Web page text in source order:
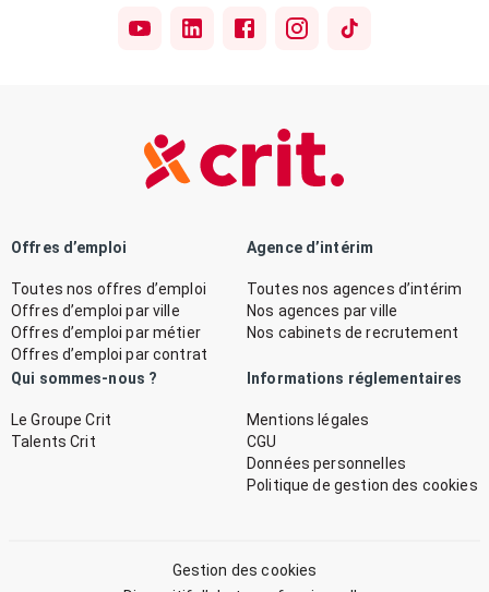
Offres d’emploi
Toutes nos offres d’emploi
Offres d’emploi par ville
Offres d’emploi par métier
Offres d’emploi par contrat
Agence d’intérim
Toutes nos agences d’intérim
Nos agences par ville
Nos cabinets de recrutement
Qui sommes-nous ?
Le Groupe Crit
Talents Crit
Informations réglementaires
Mentions légales
CGU
Données personnelles
Politique de gestion des cookies
Gestion des cookies